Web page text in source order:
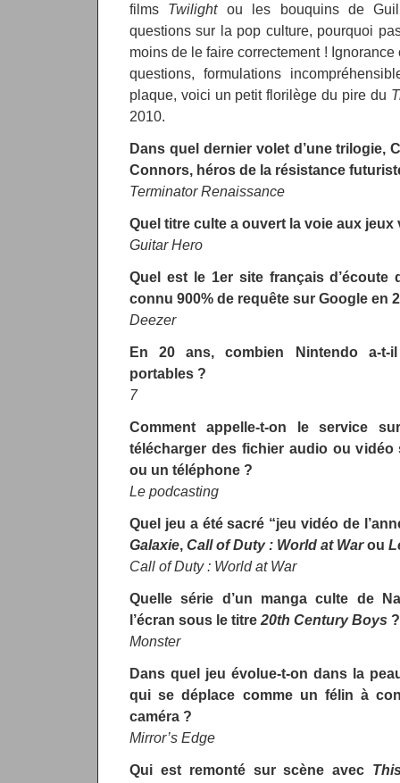
films Twilightou les bouquins de
questions sur la pop culture, pourquoi
moins de le faire correctement !
questions, formulations
plaque, voici un petit florilège du pire du
2010.
Dans quel dernier volet d’une trilogie,
Connors, héros de la résistance
Terminator Renaissance
Quel titre culte a ouvert la voie aux
Guitar Hero
Quel est le 1er site français d’écoute
connu 900% de requête sur Google en
Deezer
En 20 ans, combien Nintendo a-t-
portables ?
7
Comment appelle-t-on le service
télécharger des fichier audio ou
ou un téléphone ?
Le podcasting
Quel jeu a été sacré “jeu vidéo de
Galaxie, Call of Duty : World at Warou
Call of Duty : World at War
Quelle série d’un manga culte de
l’écran sous le titre 20th Century Boys ?
Monster
Dans quel jeu évolue-t-on dans la
qui se déplace comme un félin à
caméra ?
Mirror’s Edge
Qui est remonté sur scène avec